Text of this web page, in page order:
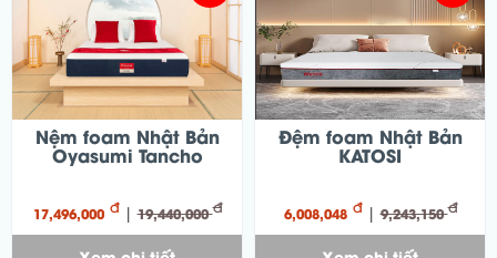
Nệm foam Nhật Bản
Oyasumi Tancho
17,496,000 đ | 19,440,000đ
Đệm foam Nhật Bản
KATOSI
6,008,048 đ | 9,243,150đ